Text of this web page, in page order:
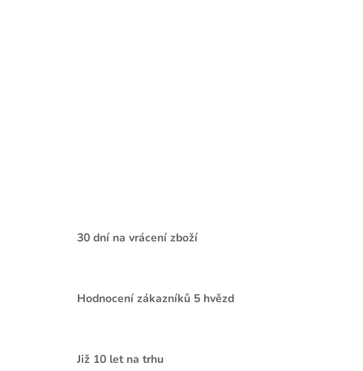
30 dní na vrácení zboží
Hodnocení zákazníků 5 hvězd
Již 10 let na trhu